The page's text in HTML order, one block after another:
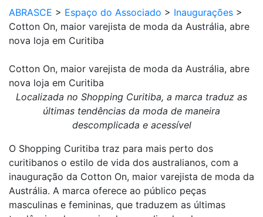
ABRASCE > Espaço do Associado > Inaugurações >
Cotton On, maior varejista de moda da Austrália, abre
nova loja em Curitiba
Cotton On, maior varejista de moda da Austrália, abre
nova loja em Curitiba
Localizada no Shopping Curitiba, a marca traduz as
últimas tendências da moda de maneira
descomplicada e acessível
O Shopping Curitiba traz para mais perto dos
curitibanos o estilo de vida dos australianos, com a
inauguração da Cotton On, maior varejista de moda da
Austrália. A marca oferece ao público peças
masculinas e femininas, que traduzem as últimas